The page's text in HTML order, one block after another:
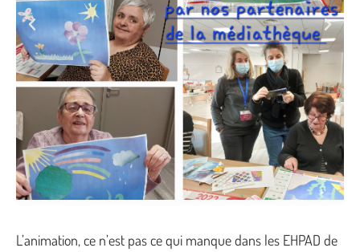
L’animation, ce n’est pas ce qui manque dans les EHPAD de